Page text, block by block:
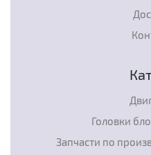
Головки
Запчасти по